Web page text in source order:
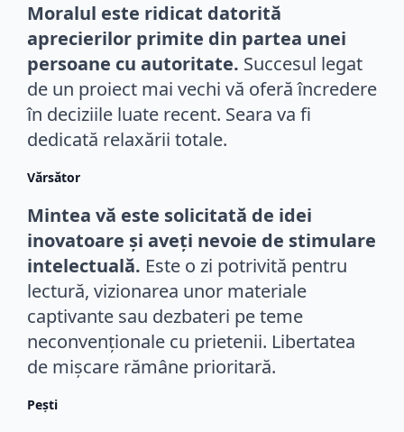
Moralul este ridicat datorită
aprecierilor primite din partea unei
persoane cu autoritate. Succesul legat
de un proiect mai vechi vă oferă încredere
în deciziile luate recent. Seara va fi
dedicată relaxării totale.
Vărsător
Mintea vă este solicitată de idei
inovatoare și aveți nevoie de stimulare
intelectuală. Este o zi potrivită pentru
lectură, vizionarea unor materiale
captivante sau dezbateri pe teme
neconvenționale cu prietenii. Libertatea
de mișcare rămâne prioritară.
Pești